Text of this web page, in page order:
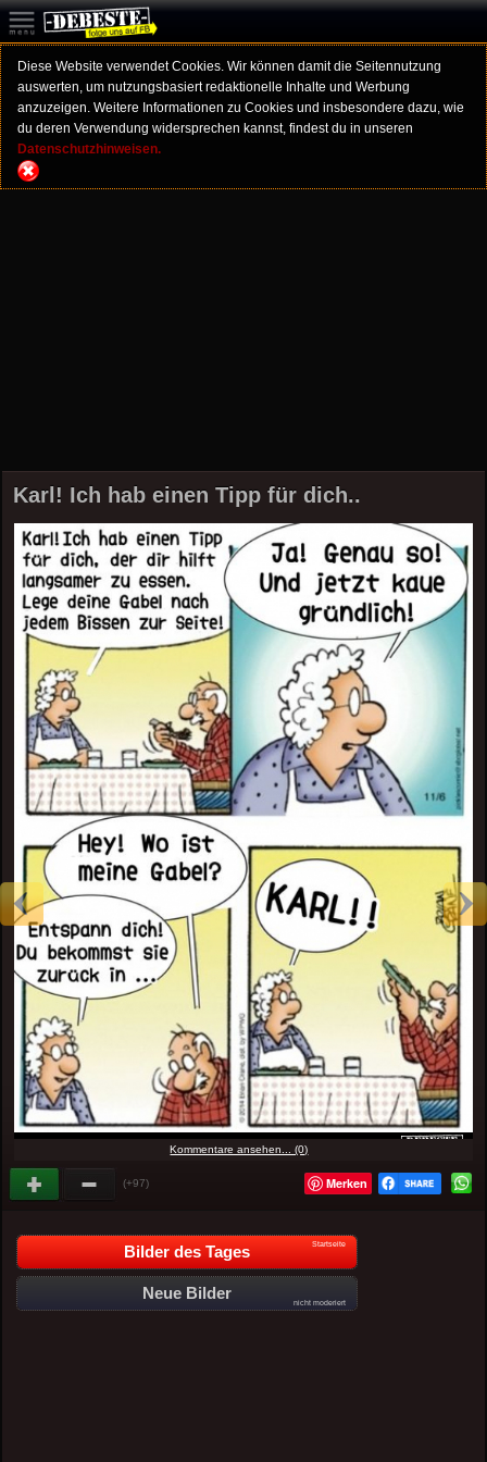
Diese Website verwendet Cookies. Wir können damit die Seitennutzung
auswerten, um nutzungsbasiert redaktionelle Inhalte und Werbung
anzuzeigen. Weitere Informationen zu Cookies und insbesondere dazu, wie
du deren Verwendung widersprechen kannst, findest du in unseren
Datenschutzhinweisen.
Karl! Ich hab einen Tipp für dich..
Kommentare ansehen... (0)
(+97) Merken
Bilder des Tages Startseite
Neue Bilder
nicht moderiert